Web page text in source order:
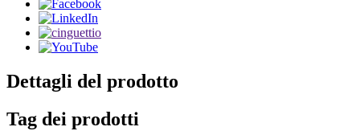
Dettagli del prodotto
Tag dei prodotti